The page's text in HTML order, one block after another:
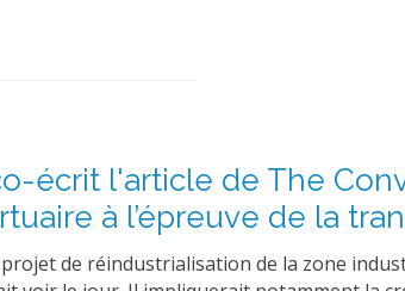
écrit l'article de The
à l’épreuve de la
de réindustrialisation de la zone